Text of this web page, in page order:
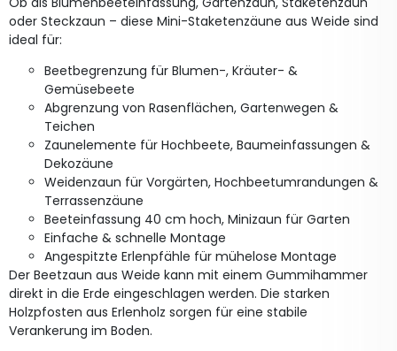
oder Steckzaun – diese Mini-Staketenzäune aus Weide sind
ideal für:
Beetbegrenzung für Blumen-, Kräuter- &
Gemüsebeete
Abgrenzung von Rasenflächen, Gartenwegen &
Teichen
Zaunelemente für Hochbeete, Baumeinfassungen &
Dekozäune
Weidenzaun für Vorgärten, Hochbeetumrandungen &
Terrassenzäune
Beeteinfassung 40 cm hoch, Minizaun für Garten
Einfache & schnelle Montage
Angespitzte Erlenpfähle für mühelose Montage
Der Beetzaun aus Weide kann mit einem Gummihammer
direkt in die Erde eingeschlagen werden. Die starken
Holzpfosten aus Erlenholz sorgen für eine stabile
Verankerung im Boden.